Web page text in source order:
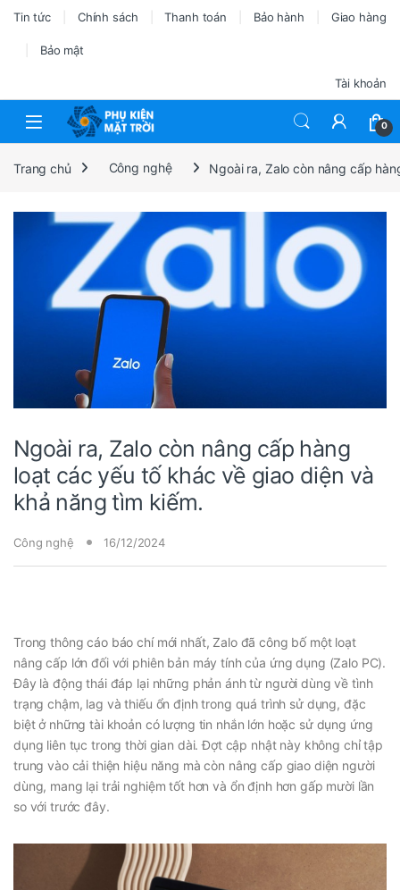
Tin tức Chính sách Thanh toán Bảo hành Giao hàng
Bảo mật
Tài khoản
0
Trang chủ Công nghệ Ngoài ra, Zalo còn nâng cấp
Ngoài ra, Zalo còn nâng cấp hàng
loạt các yếu tố khác về giao diện và
khả năng tìm kiếm.
Công nghệ 16/12/2024
Trong thông cáo báo chí mới nhất, Zalo đã công bố một loạt
nâng cấp lớn đối với phiên bản máy tính của ứng dụng (Zalo PC).
Đây là động thái đáp lại những phản ánh từ người dùng về tình
trạng chậm, lag và thiếu ổn định trong quá trình sử dụng, đặc
biệt ở những tài khoản có lượng tin nhắn lớn hoặc sử dụng ứng
dụng liên tục trong thời gian dài. Đợt cập nhật này không chỉ tập
trung vào cải thiện hiệu năng mà còn nâng cấp giao diện người
dùng, mang lại trải nghiệm tốt hơn và ổn định hơn gấp mười lần
so với trước đây.